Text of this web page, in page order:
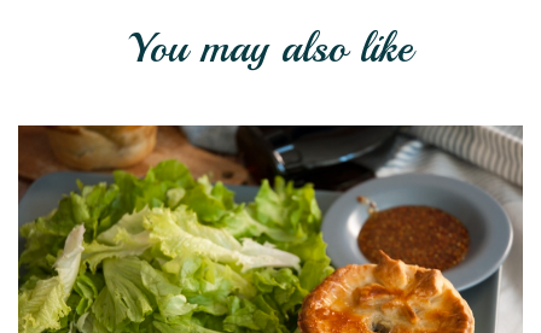
You may also like